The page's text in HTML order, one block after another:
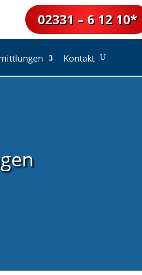
02331 – 6 12 10*
Kontakt